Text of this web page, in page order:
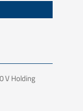
V Holding